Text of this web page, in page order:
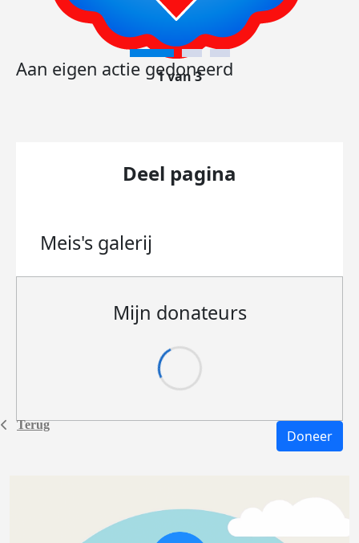
Terug
Aan eigen actie gedoneerd
1 van 3
Deel pagina
Meis's galerij
Mijn donateurs
Doneer